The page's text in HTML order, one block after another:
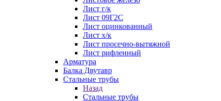
Лист г/к
Лист 09Г2С
Лист оцинкованный
Лист х/к
Лист просечно-вытяжной
Лист рифленный
Арматура
Балка Двутавр
Стальные трубы
Назад
Стальные трубы